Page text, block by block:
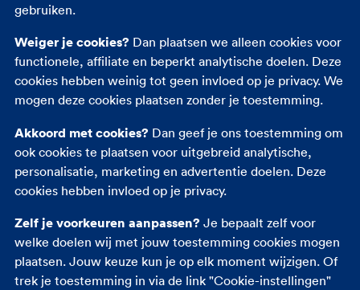
“Een garage is misschien niet de meest voor de
hand liggende plek voor een verzameling. Maar
voor ons is het ideaal. Mijn 3 favoriete auto’s staan
binnen, zodat ik ze vanaf de bank kan zien. Mijn
vrouw vond 3 echt het maximum. Daarom richtte
van m’n modelauto’s. Echt gaaf”, glundert Dirk.
“Het zijn een beetje m’n kindjes. Die bescherm ik
graag. Daarom ging ik op zoek naar een
garageverzekering.”
Welke garageverzekering
koos je?
gebruiken.
Weiger je cookies? Dan plaatsen we alleen cookies voor
functionele, affiliate en beperkt analytische doelen. Deze
cookies hebben weinig tot geen invloed op je privacy. We
mogen deze cookies plaatsen zonder je toestemming.
Akkoord met cookies? Dan geef je ons toestemming om
ook cookies te plaatsen voor uitgebreid analytische,
personalisatie, marketing en advertentie doelen. Deze
cookies hebben invloed op je privacy.
Zelf je voorkeuren aanpassen? Je bepaalt zelf voor
welke doelen wij met jouw toestemming cookies mogen
plaatsen. Jouw keuze kun je op elk moment wijzigen. Of
trek je toestemming in via de link "Cookie-instellingen"